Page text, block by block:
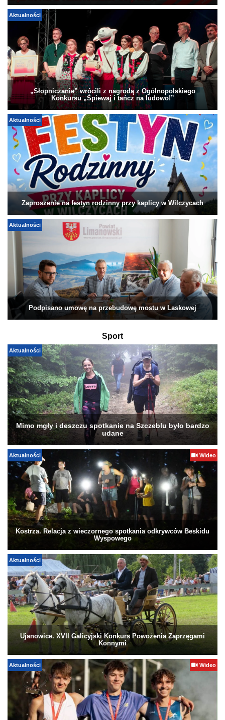
Aktualności
„Słopniczanie” wrócili z nagrodą z Ogólnopolskiego
Konkursu „Śpiewaj i tańcz na ludowo!”
Aktualności
Zaproszenie na festyn rodzinny przy kaplicy w Wilczycach
Aktualności
Podpisano umowę na przebudowę mostu w Laskowej
Sport
Aktualności
Mimo mgły i deszczu spotkanie na Szczeblu było bardzo
udane
Aktualności Wideo
Kostrza. Relacja z wieczornego spotkania odkrywców Beskidu
Wyspowego
Aktualności
Ujanowice. XVII Galicyjski Konkurs Powożenia Zaprzęgami
Konnymi
Aktualności Wideo